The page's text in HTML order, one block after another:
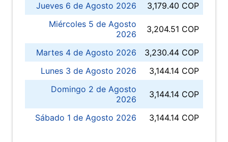
Jueves 6 de Agosto 2026
3,179.40 COP
Miércoles 5 de Agosto
2026
3,204.51 COP
Martes 4 de Agosto 2026
3,230.44 COP
Lunes 3 de Agosto 2026
3,144.14 COP
Domingo 2 de Agosto
2026
3,144.14 COP
Sábado 1 de Agosto 2026 3,144.14 COP